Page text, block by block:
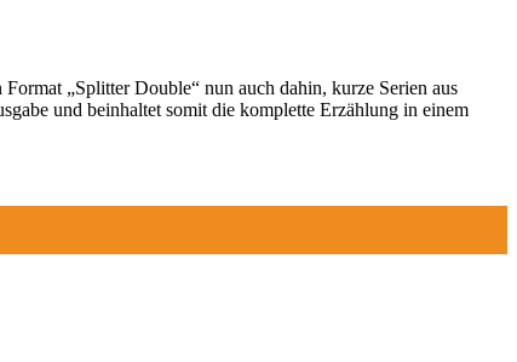
„Splitter Double“ nun auch dahin, kurze Serien aus
und beinhaltet somit die komplette Erzählung in einem